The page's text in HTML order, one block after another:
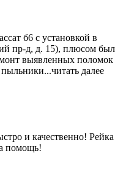
б6 с установкой в
пр-д, д. 15), плюсом был
выявленных поломок
далее
и качественно! Рейка
помощь!